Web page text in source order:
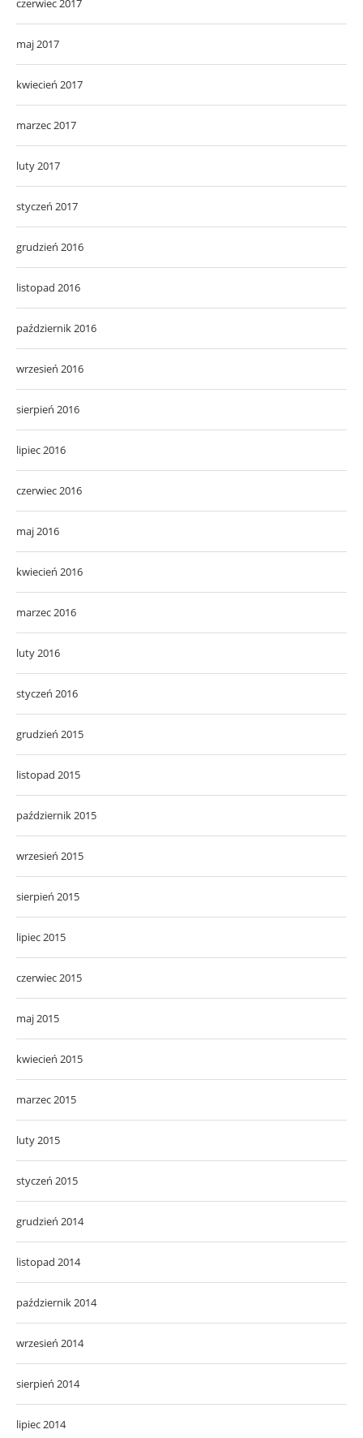
czerwiec 2017
maj 2017
kwiecień 2017
marzec 2017
luty 2017
styczeń 2017
grudzień 2016
listopad 2016
październik 2016
wrzesień 2016
sierpień 2016
lipiec 2016
czerwiec 2016
maj 2016
kwiecień 2016
marzec 2016
luty 2016
styczeń 2016
grudzień 2015
listopad 2015
październik 2015
wrzesień 2015
sierpień 2015
lipiec 2015
czerwiec 2015
maj 2015
kwiecień 2015
marzec 2015
luty 2015
styczeń 2015
grudzień 2014
listopad 2014
październik 2014
wrzesień 2014
sierpień 2014
lipiec 2014